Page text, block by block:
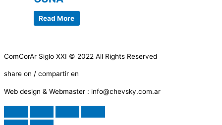
Read More
ComCorAr Siglo XXI © 2022 All Rights Reserved
share on / compartir en
Web design & Webmaster : info@chevsky.com.ar